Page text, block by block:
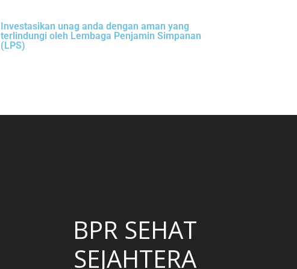
Investasikan unag anda dengan aman yang
terlindungi oleh Lembaga Penjamin Simpanan
(LPS)
BPR SEHAT
SEJAHTERA